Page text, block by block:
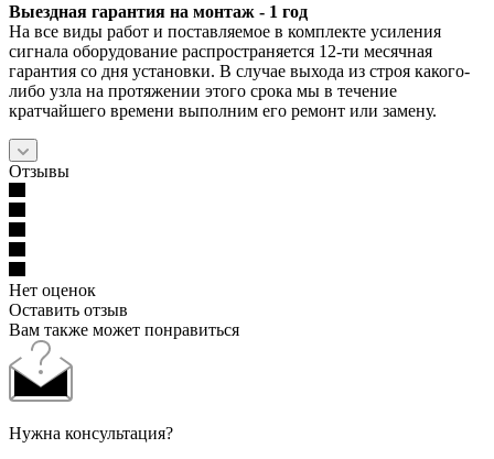
Выездная гарантия на монтаж - 1 год
На все виды работ и поставляемое в комплекте усиления
сигнала оборудование распространяется 12-ти месячная
гарантия со дня установки. В случае выхода из строя какого-
либо узла на протяжении этого срока мы в течение
кратчайшего времени выполним его ремонт или замену.
Отзывы
Нет оценок
Оставить отзыв
Вам также может понравиться
Нужна консультация?